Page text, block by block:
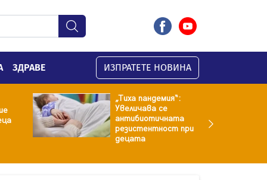
ЗДРАВЕ ИЗПРАТЕТЕ НОВИНА
„Тиха пандемия“:
Увеличава се
антибиотичната
резистентност при
децата